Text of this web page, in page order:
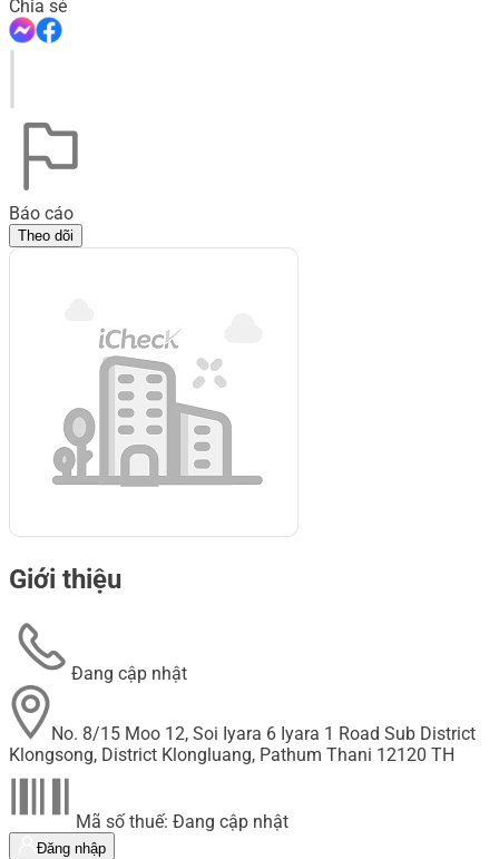
Chia sẻ
Báo cáo
Theo dõi
Giới thiệu
Đang cập nhật
No. 8/15 Moo 12, Soi Iyara 6 Iyara 1 Road Sub District
Klongsong, District Klongluang, Pathum Thani 12120 TH
Mã số thuế: Đang cập nhật
Đăng nhập